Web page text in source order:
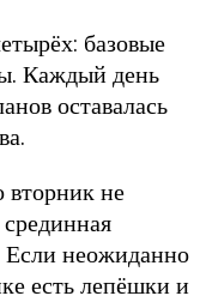
базовые
Каждый день
оставалась
не
Если неожиданно
есть лепёшки и